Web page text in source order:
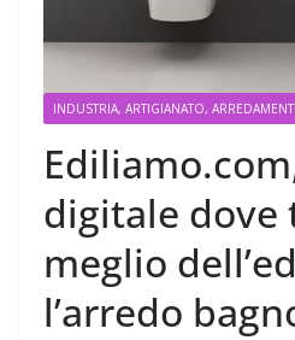
INDUSTRIA, ARTIGIANATO,
digitale dove
meglio
l’arredo